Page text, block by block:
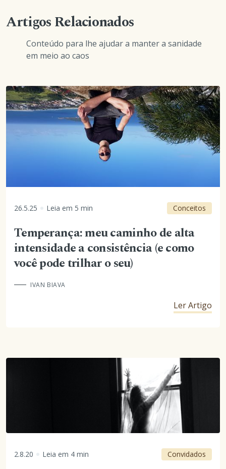
Artigos Relacionados
Conteúdo para lhe ajudar a manter a sanidade
em meio ao caos
26.5.25 Leia em 5 min Conceitos
Temperança: meu caminho de alta
intensidade a consistência (e como
você pode trilhar o seu)
IVAN BIAVA
Ler Artigo
2.8.20 Leia em 4 min Convidados